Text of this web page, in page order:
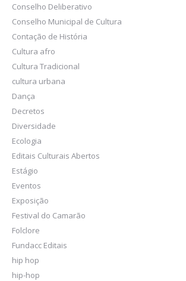
Conselho Deliberativo
Conselho Municipal de Cultura
Contação de História
Cultura afro
Cultura Tradicional
cultura urbana
Dança
Decretos
Diversidade
Ecologia
Editais Culturais Abertos
Estágio
Eventos
Exposição
Festival do Camarão
Folclore
Fundacc Editais
hip hop
hip-hop